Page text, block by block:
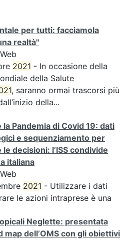
per tutti: facciamola
realtà"
2021 - In occasione della
della Salute
, saranno ormai trascorsi più
della...
Pandemia di Covid 19: dati
e sequenziamento per
decisioni: l’ISS condivide
italiana
2021 - Utilizzare i dati
le azioni intraprese è una
Neglette: presentata
map dell’OMS con gli obiettivi